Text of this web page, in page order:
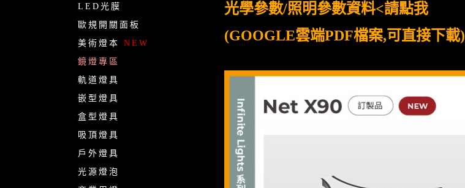
LED光膜
歐規開關面板
美術燈本 NEW
鏡燈專區
軌道燈具
嵌型燈具
盒型燈具
吸頂燈具
戶外燈具
光源燈泡
光學參數/照明參數資料<請點我
(GOOGLE雲端PDF檔案,可直接下載)